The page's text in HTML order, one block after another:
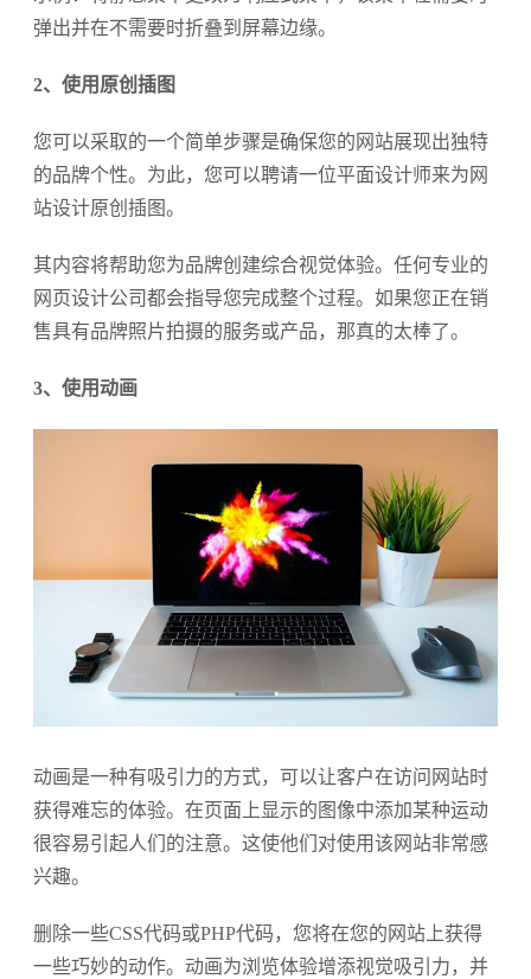
弹出并在不需要时折叠到屏幕边缘。
2、使用原创插图
您可以采取的一个简单步骤是确保您的网站展现出独特
的品牌个性。为此，您可以聘请一位平面设计师来为网
站设计原创插图。
其内容将帮助您为品牌创建综合视觉体验。任何专业的
网页设计公司都会指导您完成整个过程。如果您正在销
售具有品牌照片拍摄的服务或产品，那真的太棒了。
3、使用动画
动画是一种有吸引力的方式，可以让客户在访问网站时
获得难忘的体验。在页面上显示的图像中添加某种运动
很容易引起人们的注意。这使他们对使用该网站非常感
兴趣。
删除一些CSS代码或PHP代码，您将在您的网站上获得
一些巧妙的动作。动画为浏览体验增添视觉吸引力，并